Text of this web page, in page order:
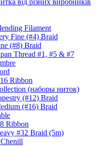
Filament
Fine (#4) Braid
(#8) Braid
Thread #1, #5 & #7
Ribbon
(наборы ниток)
(#12) Braid
(#16) Braid
Ribbon
#32 Braid (5m)